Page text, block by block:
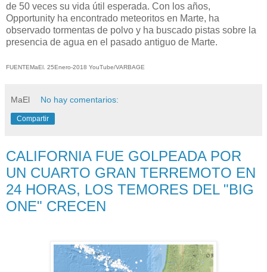
de 50 veces su vida útil esperada. Con los años,
Opportunity ha encontrado meteoritos en Marte, ha
observado tormentas de polvo y ha buscado pistas sobre la
presencia de agua en el pasado antiguo de Marte.
FUENTEMaEl. 25Enero-2018 YouTube/VARBAGE
MaEl No hay comentarios:
Compartir
CALIFORNIA FUE GOLPEADA POR
UN CUARTO GRAN TERREMOTO EN
24 HORAS, LOS TEMORES DEL "BIG
ONE" CRECEN